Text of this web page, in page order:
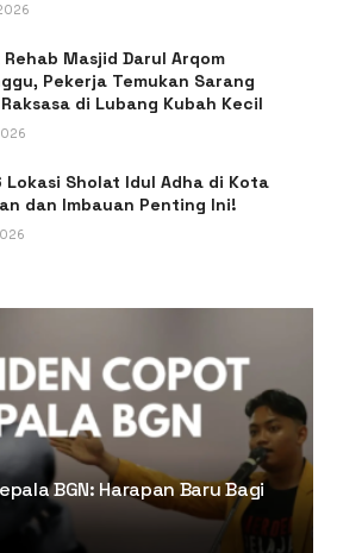
Masjid Darul Arqom
Pekerja Temukan Sarang
di Lubang Kubah Kecil
Lokasi Sholat Idul Adha di Kota
dan Imbauan Penting Ini!
BGN: Harapan Baru Bagi